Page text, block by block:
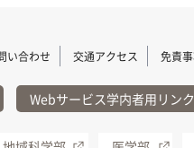
い合わせ 交通アクセス 免責
Webサービス学内者用リン